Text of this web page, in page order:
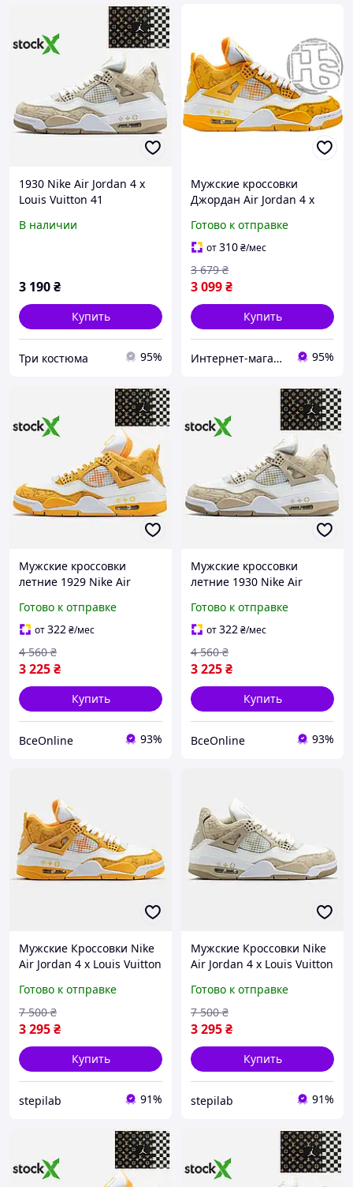
1930 Nike Air Jordan 4 x
Louis Vuitton 41
В наличии
3 190₴
Купить
Три костюма 95%
Мужские кроссовки
Джордан Air Jordan 4 x
ALL19509
Готово к отправке
от310₴/мес
3 099₴
3 679 ₴
Купить
Интернет-магазин "High-Top Store" 95%
Мужские кроссовки
летние 1929 Nike Air
лето
Готово к отправке
от322₴/мес
3 225₴
4 560 ₴
Купить
ВсеOnline 93%
Мужские кроссовки
летние 1930 Nike Air
лето
Готово к отправке
от322₴/мес
3 225₴
4 560 ₴
Купить
ВсеOnline 93%
Мужские Кроссовки Nike
Air Jordan 4 x Louis Vuitton
Оригинальные
Готово к отправке
3 295₴
7 500 ₴
Купить
stepilab 91%
Мужские Кроссовки Nike
Air Jordan 4 x Louis Vuitton
Оригинальные
Готово к отправке
3 295₴
7 500 ₴
Купить
stepilab 91%